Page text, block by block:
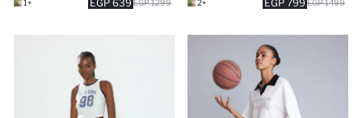
799 EGP 1499 EGP
+2
639 EGP 1299 EGP
+1